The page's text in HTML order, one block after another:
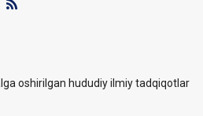
oshirilgan hududiy ilmiy tadqiqotlar